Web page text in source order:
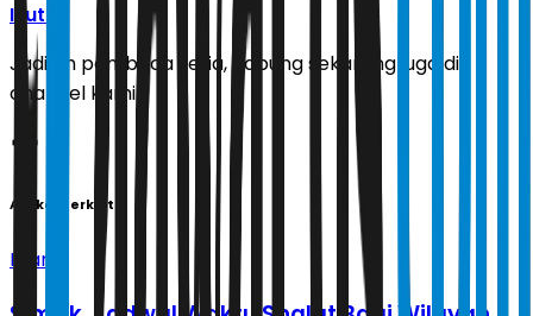
Ikuti
Jadilah pembaca setia, gabung sekarang juga di
channel kami!
Artikel Terkait
Islami